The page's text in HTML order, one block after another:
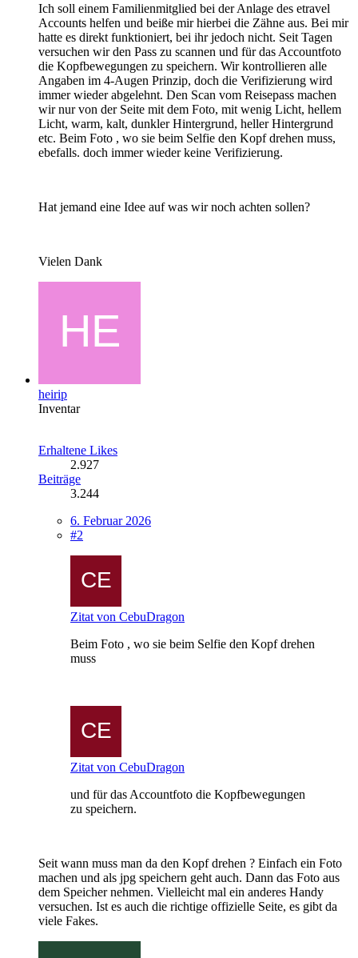
Ich soll einem Familienmitglied bei der Anlage des etravel
Accounts helfen und beiße mir hierbei die Zähne aus. Bei mir
hatte es direkt funktioniert, bei ihr jedoch nicht. Seit Tagen
versuchen wir den Pass zu scannen und für das Accountfoto
die Kopfbewegungen zu speichern. Wir kontrollieren alle
Angaben im 4-Augen Prinzip, doch die Verifizierung wird
immer wieder abgelehnt. Den Scan vom Reisepass machen
wir nur von der Seite mit dem Foto, mit wenig Licht, hellem
Licht, warm, kalt, dunkler Hintergrund, heller Hintergrund
etc. Beim Foto , wo sie beim Selfie den Kopf drehen muss,
ebefalls. doch immer wieder keine Verifizierung.
Hat jemand eine Idee auf was wir noch achten sollen?
Vielen Dank
heirip
Inventar
Erhaltene Likes
2.927
Beiträge
3.244
6. Februar 2026
#2
Zitat von CebuDragon
Beim Foto , wo sie beim Selfie den Kopf drehen
muss
Zitat von CebuDragon
und für das Accountfoto die Kopfbewegungen
zu speichern.
Seit wann muss man da den Kopf drehen ? Einfach ein Foto
machen und als jpg speichern geht auch. Dann das Foto aus
dem Speicher nehmen. Vielleicht mal ein anderes Handy
versuchen. Ist es auch die richtige offizielle Seite, es gibt da
viele Fakes.